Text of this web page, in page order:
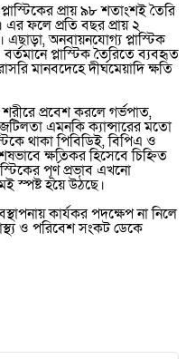
প্রায় ৯৮ শতাংশই তৈরি
এর ফলে প্রতি বছর প্রায় ২
এছাড়া, অনবায়নযোগ্য প্লাস্টিক
প্লাস্টিক তৈরিতে ব্যবহৃত
মানবদেহে দীর্ঘমেয়াদি ক্ষতি
প্রবেশ করলে গর্ভপাত,
এমনকি ক্যান্সারের মতো
থাকা পিবিডিই, বিপিএ ও
ক্ষতিকর হিসেবে চিহ্নিত
পূর্ণ প্রভাব এখনো
স্পষ্ট হয়ে উঠছে।
কার্যকর পদক্ষেপ না নিলে
ও পরিবেশ সংকট ডেকে